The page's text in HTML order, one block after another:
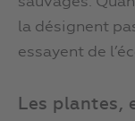
la désignent
essayent de
Les plantes,